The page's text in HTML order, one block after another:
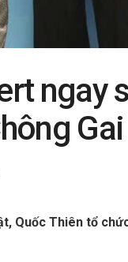
ngay
Gai
Quốc Thiên tổ